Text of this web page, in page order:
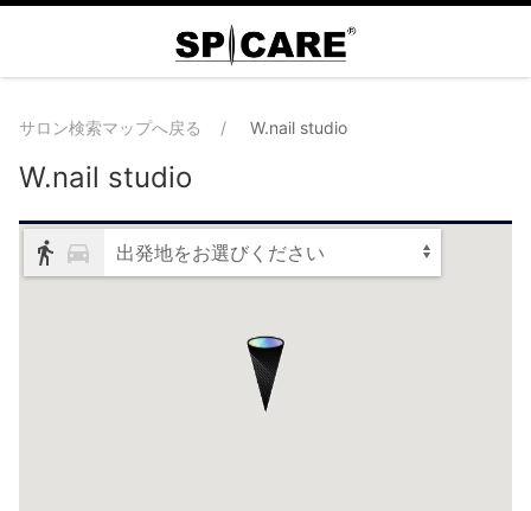
サロン検索マップへ戻る W.nail studio
W.nail studio
出発地をお選びください